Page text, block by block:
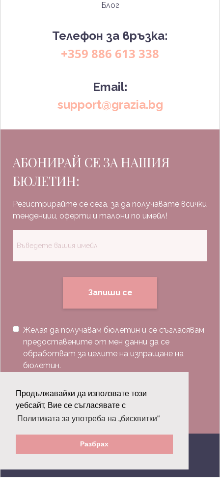
Продължавайки да използвате този
уебсайт, Вие се съгласявате с
Политиката за употреба на „бисквитки“
Разбрах
Блог
Телефон за връзка:
+359 886 613 338
Email:
support@grazia.bg
АБОНИРАЙ СЕ ЗА НАШИЯ
БЮЛЕТИН:
Регистрирайте се сега, за да получавате всички
тенденции, оферти и талони по имейл!
Запиши се
Желая да получавам бюлетин и се съгласявам
предоставените от мен данни да се
обработват за целите на изпращане на
бюлетин.
Последвай ни:
© 2026 Grazia.bg - Всички права запазени